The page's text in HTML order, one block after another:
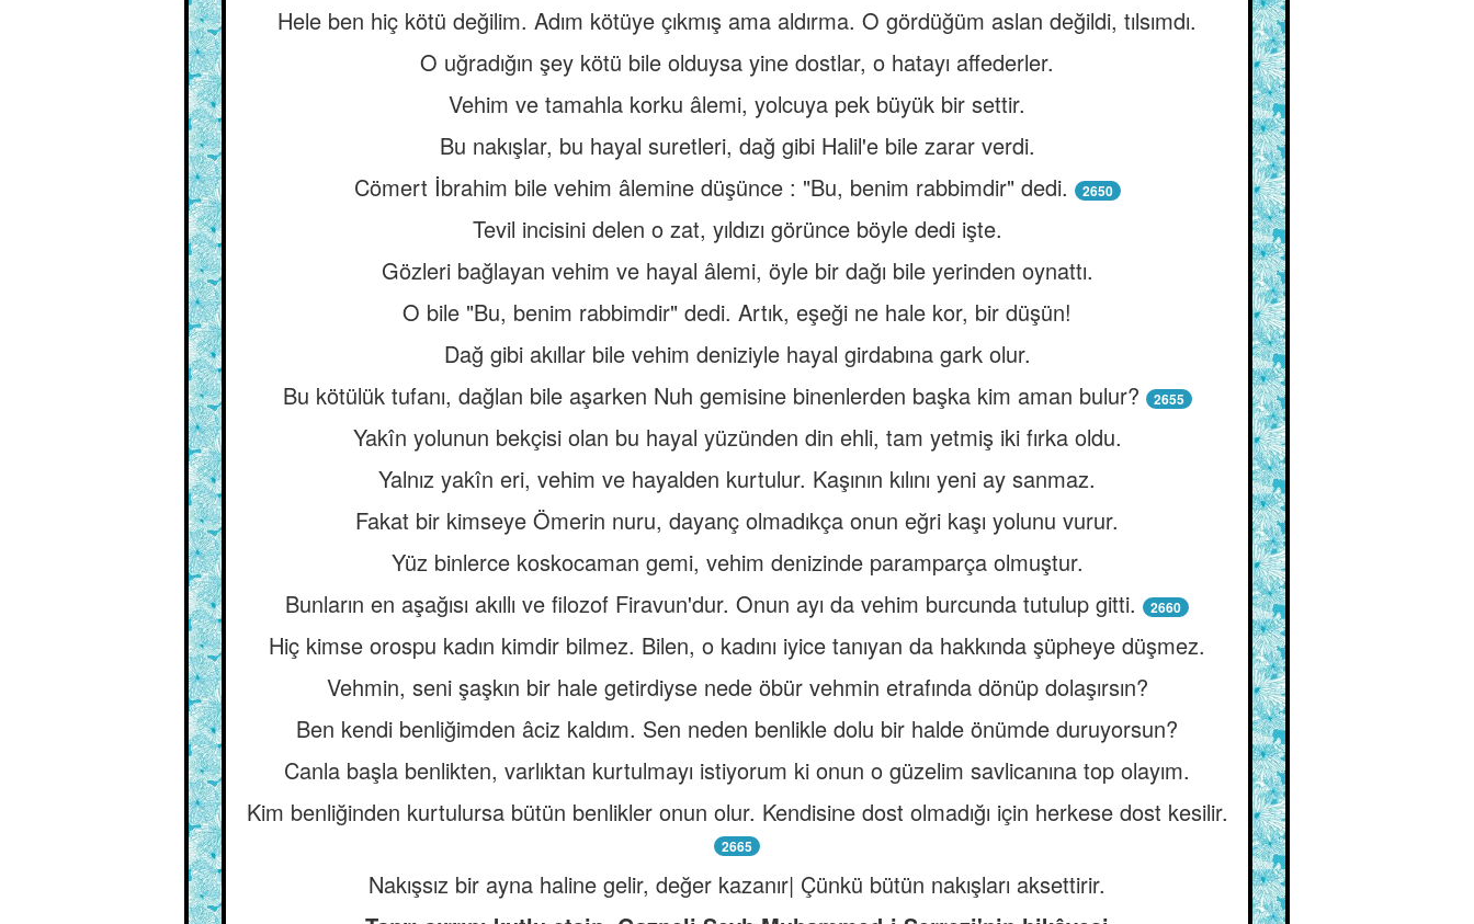
Hele ben hiç kötü değilim. Adım kötüye çıkmış ama aldırma. O gördüğüm aslan değildi, tılsımdı.
O uğradığın şey kötü bile olduysa yine dostlar, o hatayı affederler.
Vehim ve tamahla korku âlemi, yolcuya pek büyük bir settir.
Bu nakışlar, bu hayal suretleri, dağ gibi Halil'e bile zarar verdi.
Cömert İbrahim bile vehim âlemine düşünce : "Bu, benim rabbimdir" dedi.
2650
Tevil incisini delen o zat, yıldızı görünce böyle dedi işte.
Gözleri bağlayan vehim ve hayal âlemi, öyle bir dağı bile yerinden oynattı.
O bile "Bu, benim rabbimdir" dedi. Artık, eşeği ne hale kor, bir düşün!
Dağ gibi akıllar bile vehim deniziyle hayal girdabına gark olur.
Bu kötülük tufanı, dağlan bile aşarken Nuh gemisine binenlerden başka kim aman bulur?
2655
Yakîn yolunun bekçisi olan bu hayal yüzünden din ehli, tam yetmiş iki fırka oldu.
Yalnız yakîn eri, vehim ve hayalden kurtulur. Kaşının kılını yeni ay sanmaz.
Fakat bir kimseye Ömerin nuru, dayanç olmadıkça onun eğri kaşı yolunu vurur.
Yüz binlerce koskocaman gemi, vehim denizinde paramparça olmuştur.
Bunların en aşağısı akıllı ve filozof Firavun'dur. Onun ayı da vehim burcunda tutulup gitti.
2660
Hiç kimse orospu kadın kimdir bilmez. Bilen, o kadını iyice tanıyan da hakkında şüpheye düşmez.
Vehmin, seni şaşkın bir hale getirdiyse nede öbür vehmin etrafında dönüp dolaşırsın?
Ben kendi benliğimden âciz kaldım. Sen neden benlikle dolu bir halde önümde duruyorsun?
Canla başla benlikten, varlıktan kurtulmayı istiyorum ki onun o güzelim savlicanına top olayım.
Kim benliğinden kurtulursa bütün benlikler onun olur. Kendisine dost olmadığı için herkese dost kesilir.
2665
Nakışsız bir ayna haline gelir, değer kazanır| Çünkü bütün nakışları aksettirir.